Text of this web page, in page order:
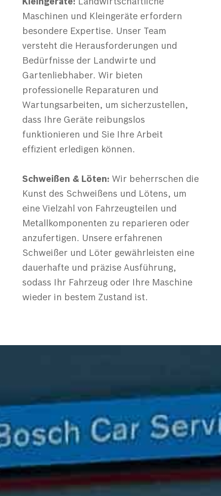
Kleingeräte: Landwirtschaftliche
Maschinen und Kleingeräte erfordern
besondere Expertise. Unser Team
versteht die Herausforderungen und
Bedürfnisse der Landwirte und
Gartenliebhaber. Wir bieten
professionelle Reparaturen und
Wartungsarbeiten, um sicherzustellen,
dass Ihre Geräte reibungslos
funktionieren und Sie Ihre Arbeit
effizient erledigen können.
Schweißen & Löten: Wir beherrschen die
Kunst des Schweißens und Lötens, um
eine Vielzahl von Fahrzeugteilen und
Metallkomponenten zu reparieren oder
anzufertigen. Unsere erfahrenen
Schweißer und Löter gewährleisten eine
dauerhafte und präzise Ausführung,
sodass Ihr Fahrzeug oder Ihre Maschine
wieder in bestem Zustand ist.